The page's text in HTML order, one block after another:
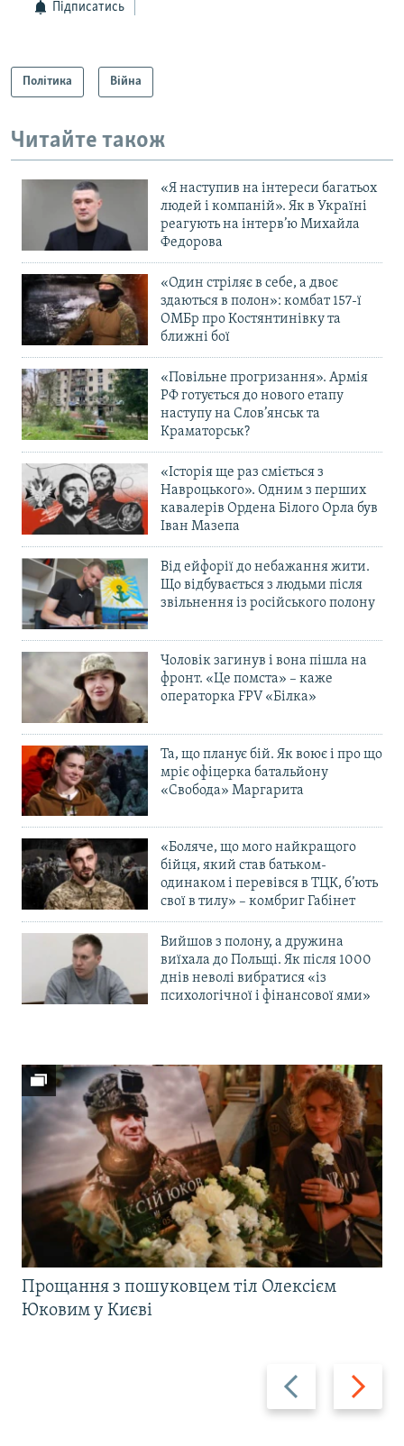
Підписатись
Політика Війна
Читайте також
«Я наступив на інтереси багатьох
людей і компаній». Як в Україні
реагують на інтерв’ю Михайла
Федорова
«Один стріляє в себе, а двоє
здаються в полон»: комбат 157-ї
ОМБр про Костянтинівку та
ближні бої
«Повільне прогризання». Армія
РФ готується до нового етапу
наступу на Слов’янськ та
Краматорськ?
«Історія ще раз сміється з
Навроцького». Одним з перших
кавалерів Ордена Білого Орла був
Іван Мазепа
Від ейфорії до небажання жити.
Що відбувається з людьми після
звільнення із російського полону
Чоловік загинув і вона пішла на
фронт. «Це помста» – каже
операторка FPV «Білка»
Та, що планує бій. Як воює і про що
мріє офіцерка батальйону
«Свобода» Маргарита
«Боляче, що мого найкращого
бійця, який став батьком-
одинаком і перевівся в ТЦК, б’ють
свої в тилу» – комбриг Габінет
Вийшов з полону, а дружина
виїхала до Польщі. Як після 1000
днів неволі вибратися «із
психологічної і фінансової ями»
Назад Вперед
Прощання з пошуковцем тіл Олексієм
Юковим у Києві